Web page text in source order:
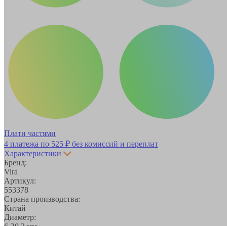
Плати частями
4 платежа по 525 ₽ без комиссий и переплат
Характеристики
Бренд:
Vira
Артикул:
553378
Страна производства:
Китай
Диаметр: